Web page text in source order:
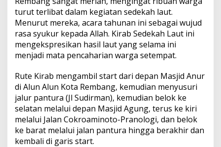
turut terlibat dalam kegiatan sedekah laut.
Menurut mereka, acara tahunan ini sebagai wujud
rasa syukur kepada Allah. Kirab Sedekah Laut ini
mengekspresikan hasil laut yang selama ini
menjadi mata pencaharian warga setempat.
Rute Kirab mengambil start dari depan Masjid Anur
di Alun Alun Kota Rembang, kemudian menyusuri
jalur pantura (Jl Sudirman), kemudian belok ke
selatan melalui depan Masjid Agung, terus ke kiri
melalui Jalan Cokroaminoto-Pranologi, dan belok
ke barat melalui jalan pantura hingga berakhir dan
kembali di garis start.